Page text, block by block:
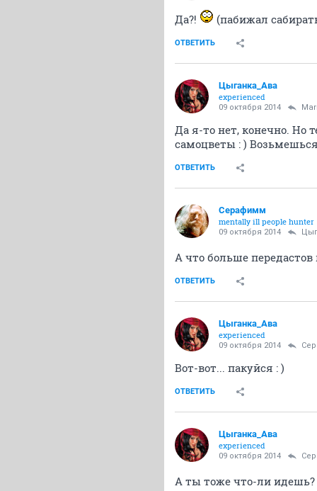
Да?! (пабижал
ОТВЕТИТЬ
Цыганка_Ава
experienced
09 октября 2014
Да я-то нет, конечно. Но
самоцветы : )
ОТВЕТИТЬ
Серафимм
mentally ill people hunter
09 октября 2014
А что больше передастов
ОТВЕТИТЬ
Цыганка_Ава
experienced
09 октября 2014
Вот-вот... пакуйся : )
ОТВЕТИТЬ
Цыганка_Ава
experienced
09 октября 2014
А ты тоже что-ли идешь?